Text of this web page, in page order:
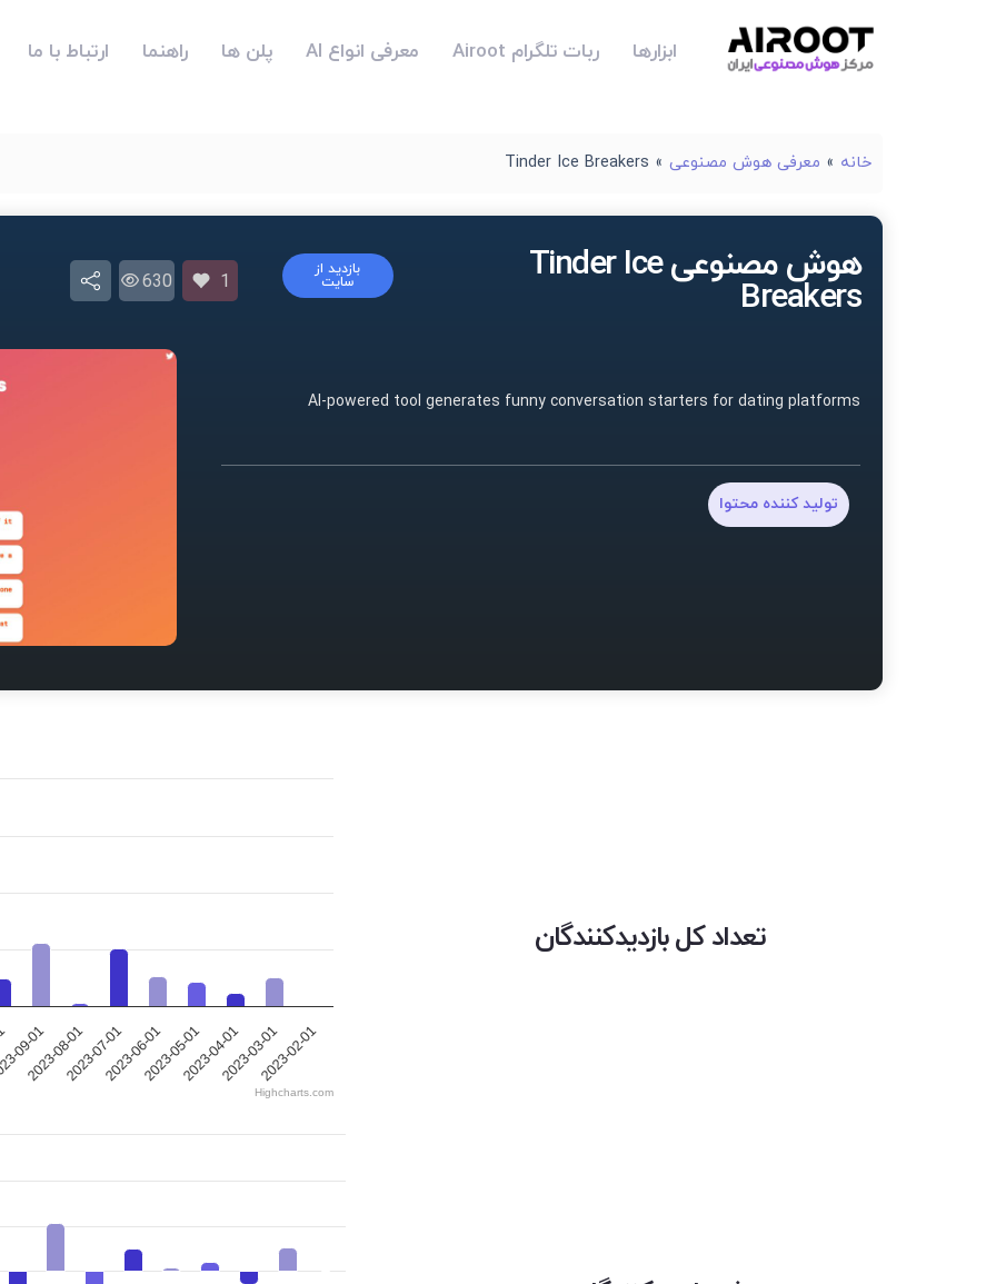
ابزارها ربات تلگرام Airoot معرفی انواع AI پلن ها راهنما ارتباط با ما
خانه » معرفی هوش مصنوعی »
Tinder Ice Breakers
هوش مصنوعی Tinder Ice
Breakers
بازدید از
سایت 1
630
AI-powered tool generates funny conversation starters for dating platforms
تولید کننده محتوا
تعداد کل بازدیدکنندگان
09-01
2023-08-012023-07-012023-06-012023-05-012023-04-012023-03-012023-02-01
Highcharts.com